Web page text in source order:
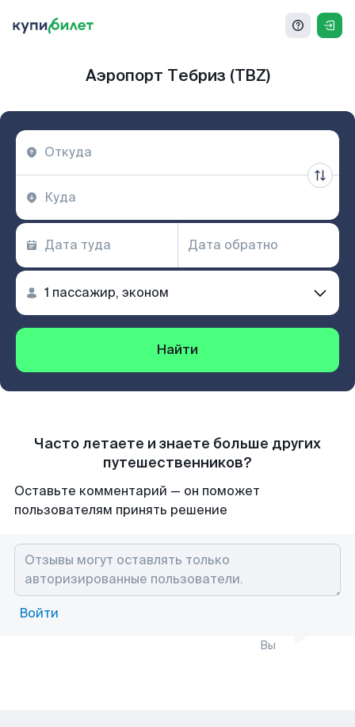
Аэропорт Тебриз (TBZ)
Найти
Часто летаете и знаете больше других
путешественников?
Оставьте комментарий — он поможет
пользователям принять решение
Войти
Вы